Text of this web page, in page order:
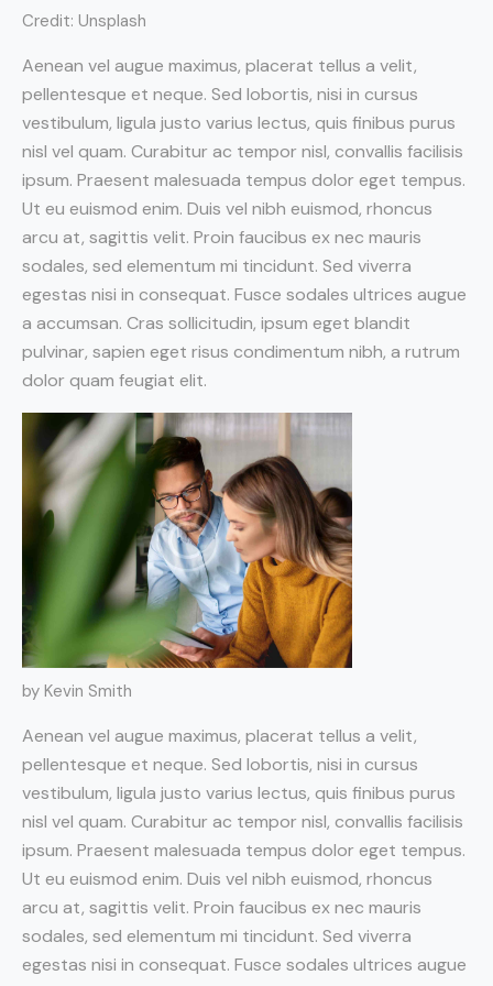
Credit: Unsplash
Aenean vel augue maximus, placerat tellus a velit,
pellentesque et neque. Sed lobortis, nisi in cursus
vestibulum, ligula justo varius lectus, quis finibus purus
nisl vel quam. Curabitur ac tempor nisl, convallis facilisis
ipsum. Praesent malesuada tempus dolor eget tempus.
Ut eu euismod enim. Duis vel nibh euismod, rhoncus
arcu at, sagittis velit. Proin faucibus ex nec mauris
sodales, sed elementum mi tincidunt. Sed viverra
egestas nisi in consequat. Fusce sodales ultrices augue
a accumsan. Cras sollicitudin, ipsum eget blandit
pulvinar, sapien eget risus condimentum nibh, a rutrum
dolor quam feugiat elit.
by Kevin Smith
Aenean vel augue maximus, placerat tellus a velit,
pellentesque et neque. Sed lobortis, nisi in cursus
vestibulum, ligula justo varius lectus, quis finibus purus
nisl vel quam. Curabitur ac tempor nisl, convallis facilisis
ipsum. Praesent malesuada tempus dolor eget tempus.
Ut eu euismod enim. Duis vel nibh euismod, rhoncus
arcu at, sagittis velit. Proin faucibus ex nec mauris
sodales, sed elementum mi tincidunt. Sed viverra
egestas nisi in consequat. Fusce sodales ultrices augue